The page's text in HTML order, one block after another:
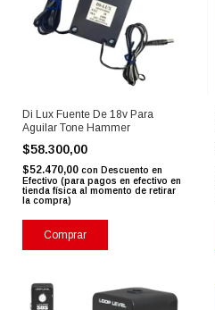
Di Lux Fuente De 18v Para
Aguilar Tone Hammer
$58.300,00
$52.470,00 con Descuento en
Efectivo (para pagos en efectivo en
tienda física al momento de retirar
la compra)